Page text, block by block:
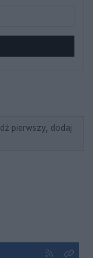
pierwszy, dodaj